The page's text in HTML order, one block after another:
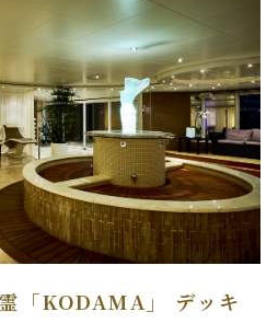
「KODAMA」 デッキ